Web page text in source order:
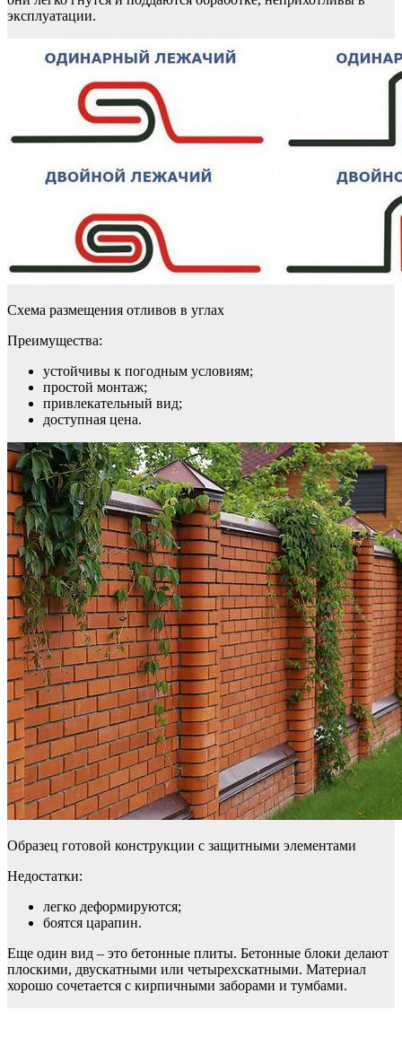
эксплуатации.
Схема размещения отливов в углах
Преимущества:
устойчивы к погодным условиям;
простой монтаж;
привлекательный вид;
доступная цена.
Образец готовой конструкции с защитными элементами
Недостатки:
легко деформируются;
боятся царапин.
Еще один вид – это бетонные плиты. Бетонные блоки делают
плоскими, двускатными или четырехскатными. Материал
хорошо сочетается с кирпичными заборами и тумбами.